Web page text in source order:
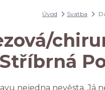
Úvod Svatba
Stříbrná
nejedna nevěsta. Já